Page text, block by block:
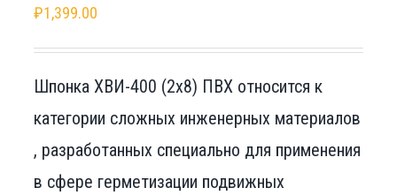
₽1,399.00
Шпонка ХВИ-400 (2х8) ПВХ относится к
категории сложных инженерных материалов
, разработанных специально для применения
в сфере герметизации подвижных